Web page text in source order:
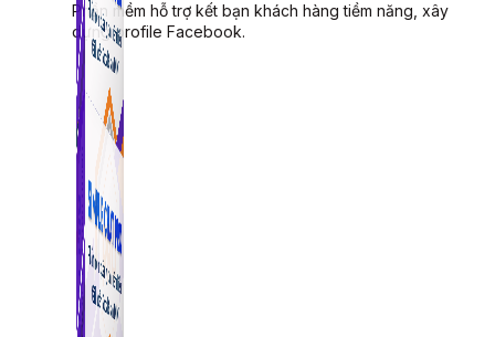
Phần mềm hỗ trợ kết bạn khách hàng tiềm năng, xây
dựng profile Facebook.